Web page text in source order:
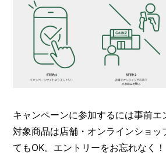
キャンペーンに参加するには事前エ
対象商品は店舗・オンラインショッ
てもOK。エントリーをお忘れなく！